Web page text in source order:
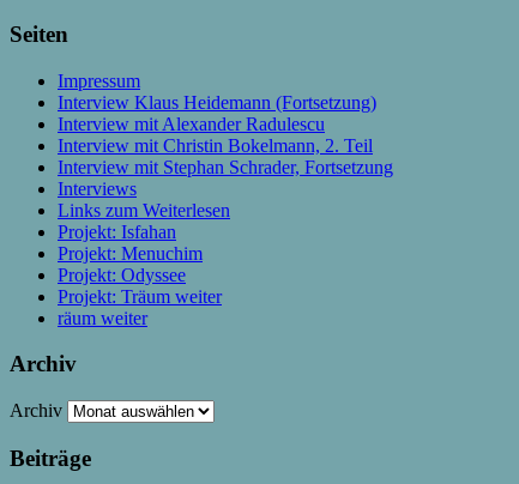
Seiten
Impressum
Interview Klaus Heidemann (Fortsetzung)
Interview mit Alexander Radulescu
Interview mit Christin Bokelmann, 2. Teil
Interview mit Stephan Schrader, Fortsetzung
Interviews
Links zum Weiterlesen
Projekt: Isfahan
Projekt: Menuchim
Projekt: Odyssee
Projekt: Träum weiter
räum weiter
Archiv
Archiv
Beiträge